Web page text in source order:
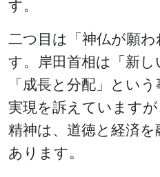
す。
二つ目は「神仏が願
す。岸田首相は「新
「成長と分配」とい
実現を訴えています
精神は、道徳と経済を
あります。